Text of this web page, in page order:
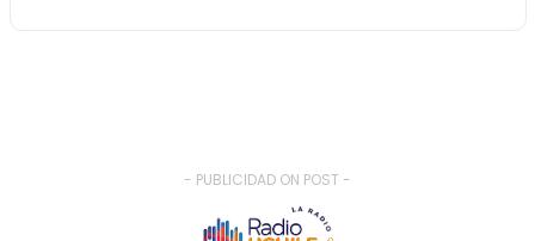
- PUBLICIDAD ON POST -